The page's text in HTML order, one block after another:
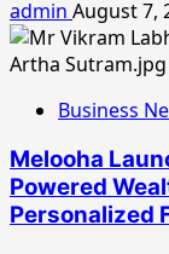
admin August 7,
Business
Melooha
Powered
Personalized